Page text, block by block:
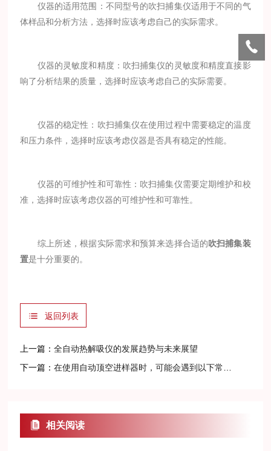
仪器的适用范围：不同型号的吹扫捕集仪适用于不同的气
体样品和分析方法，选择时应该考虑自己的实际需求。
仪器的灵敏度和精度：吹扫捕集仪的灵敏度和精度直接影
响了分析结果的质量，选择时应该考虑自己的实际需要。
仪器的稳定性：吹扫捕集仪在使用过程中需要稳定的温度
和压力条件，选择时应该考虑仪器是否具有稳定的性能。
仪器的可维护性和可靠性：吹扫捕集仪需要定期维护和校
准，选择时应该考虑仪器的可维护性和可靠性。
综上所述，根据实际需求和预算来选择合适的吹扫捕集装
置是十分重要的。
返回列表
上一篇：全自动热解吸仪的发展趋势与未来展望
下一篇：在使用自动顶空进样器时，可能会遇到以下常见问题
相关阅读